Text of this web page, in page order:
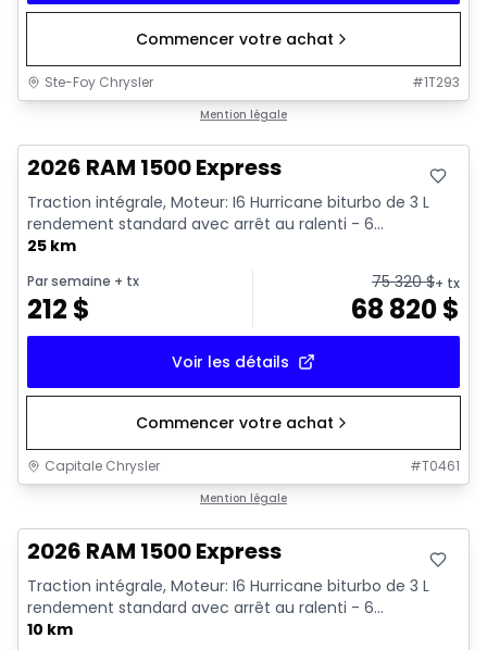
Commencer votre achat
Ste-Foy Chrysler #1T293
Mention légale
2026 RAM 1500 Express
Traction intégrale, Moteur: I6 Hurricane biturbo de 3 L
rendement standard avec arrêt au ralenti - 6...
25 km
Par semaine + tx
212 $
75 320$+ tx
68 820$
Voir les détails
Commencer votre achat
Capitale Chrysler #T0461
Mention légale
2026 RAM 1500 Express
Traction intégrale, Moteur: I6 Hurricane biturbo de 3 L
rendement standard avec arrêt au ralenti - 6...
10 km